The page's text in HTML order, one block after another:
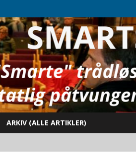
ARKIV (ALLE ARTIKLER)